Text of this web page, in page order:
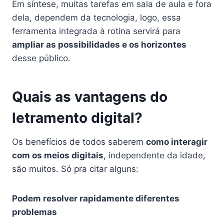
Em síntese, muitas tarefas em sala de aula e fora
dela, dependem da tecnologia, logo, essa
ferramenta integrada à rotina servirá para
ampliar as possibilidades e os horizontes
desse público.
Quais as vantagens do
letramento digital?
Os benefícios de todos saberem como interagir
com os meios digitais, independente da idade,
são muitos. Só pra citar alguns:
Podem resolver rapidamente diferentes
problemas